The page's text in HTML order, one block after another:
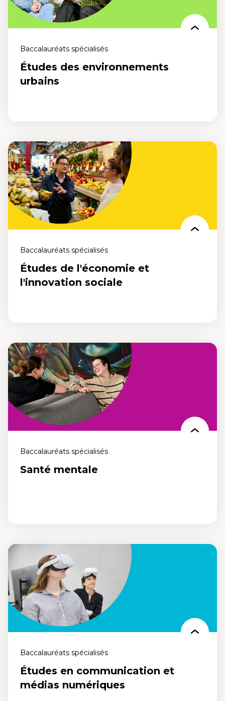
Baccalauréats spécialisés
Études des environnements
urbains
Études des environnements urbains
Un programme conçu pour repenser le design urbain et bâtir des
villes plus vertes, inclusives et durables. Ose repenser les villes de
demain, maintenant.
Baccalauréats spécialisés
Études de l'économie et
l'innovation sociale
sociale
Un programme conçu pour repenser l’économie et son impact sur
nos sociétés. Ose construire l’économie sociale de demain,
maintenant.
Baccalauréats spécialisés
Santé mentale
Santé mentale
Un programme conçu pour repenser le domaine de la santé
mentale et du bien-être. Ose repenser la santé mentale pour mieux
vivre demain, maintenant.
Baccalauréats spécialisés
Études en communication et
médias numériques